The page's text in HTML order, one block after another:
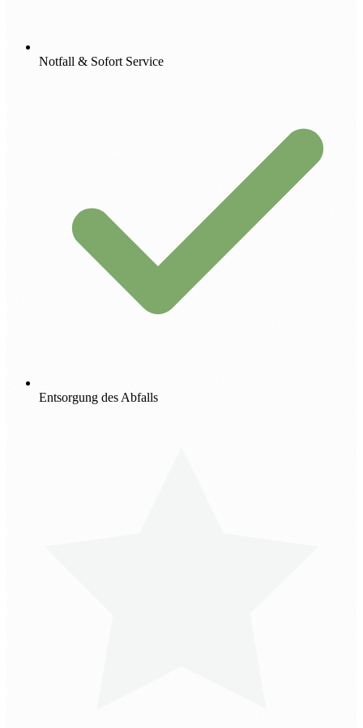
Notfall & Sofort Service
Entsorgung des Abfalls